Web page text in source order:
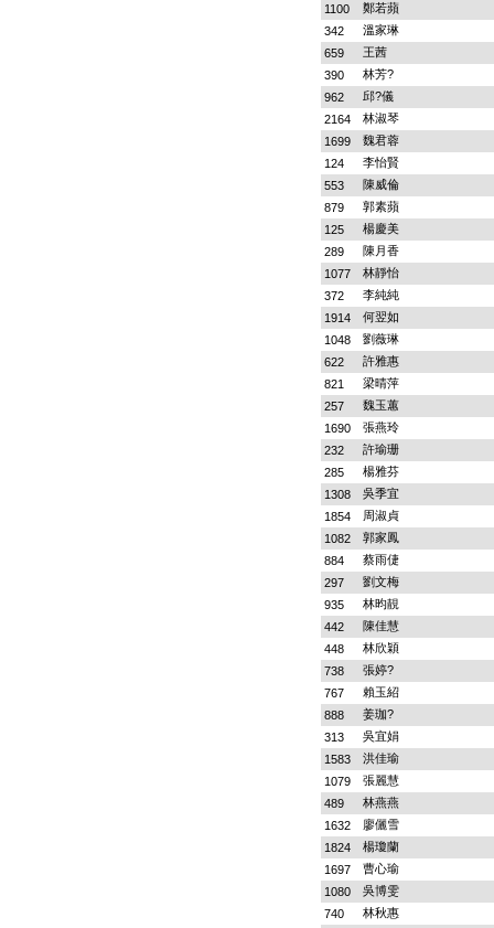
1100
鄭若蘋
342
溫家琳
659
王茜
390
林芳?
962
邱?儀
2164
林淑琴
1699
魏君蓉
124
李怡賢
553
陳威倫
879
郭素蘋
125
楊慶美
289
陳月香
1077
林靜怡
372
李純純
1914
何翌如
1048
劉薇琳
622
許雅惠
821
梁晴萍
257
魏玉蕙
1690
張燕玲
232
許瑜珊
285
楊雅芬
1308
吳季宜
1854
周淑貞
1082
郭家鳳
884
蔡雨倢
297
劉文梅
935
林昀靚
442
陳佳慧
448
林欣穎
738
張婷?
767
賴玉紹
888
姜珈?
313
吳宜娟
1583
洪佳瑜
1079
張麗慧
489
林燕燕
1632
廖儷雪
1824
楊瓊蘭
1697
曹心瑜
1080
吳博雯
740
林秋惠